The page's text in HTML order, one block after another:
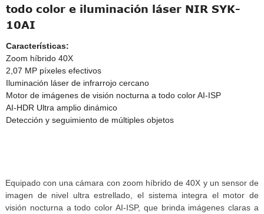
todo color e iluminación láser NIR SYK-
10AI
Características:
Zoom híbrido 40X
2,07 MP píxeles efectivos
Iluminación láser de infrarrojo cercano
Motor de imágenes de visión nocturna a todo color AI-ISP
AI-HDR Ultra amplio dinámico
Detección y seguimiento de múltiples objetos
Equipado con una cámara con zoom híbrido de 40X y un sensor de
imagen de nivel ultra estrellado, el sistema integra el motor de
visión nocturna a todo color AI-ISP, que brinda imágenes claras a